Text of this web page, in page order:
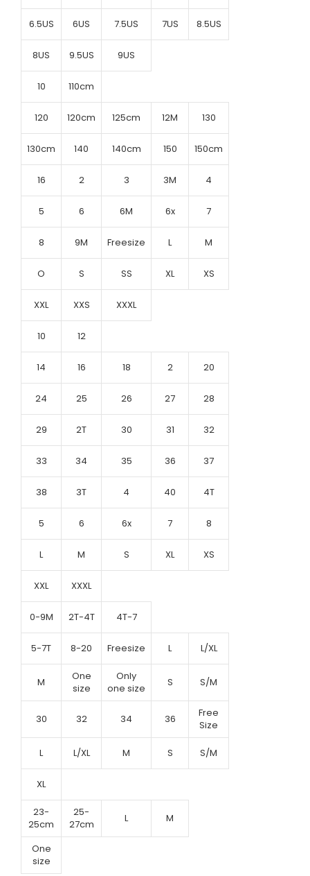
6.5US 6US 7.5US 7US 8.5US
8US 9.5US 9US
10 110cm
120 120cm 125cm 12M 130
130cm 140 140cm 150 150cm
16 2 3 3M 4
5 6 6M 6x 7
8 9M Freesize L M
O S SS XL XS
XXL XXS XXXL
10 12
14 16 18 2 20
24 25 26 27 28
29 2T 30 31 32
33 34 35 36 37
38 3T 4 40 4T
5 6 6x 7 8
L M S XL XS
XXL XXXL
0-9M 2T-4T 4T-7
5-7T 8-20 Freesize L L/XL
M
One
size
Only
one size
S S/M
30 32 34 36
Free
Size
L L/XL M S S/M
XL
23-
25cm
25-
27cm
L M
One
size